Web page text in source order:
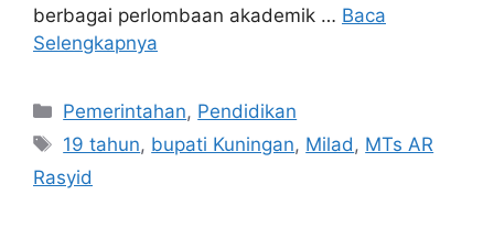
berbagai perlombaan akademik … Baca
Selengkapnya
Kategori
Pemerintahan, Pendidikan
Tag
19 tahun, bupati Kuningan, Milad, MTs AR
Rasyid